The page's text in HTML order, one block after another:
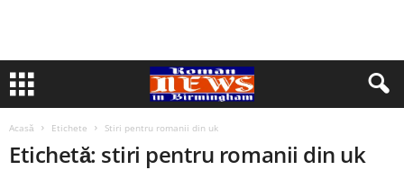
Acasă Etichete Stiri pentru romanii din uk
Etichetă: stiri pentru romanii din uk